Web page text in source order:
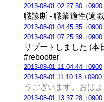
2013-08-01 02:27:50 +0900
職診断 - 職業適性(適
2013-08-01 04:45:55 +0900
2013-08-01 07:25:39 +0900
リブートしました (本
#rebootter
2013-08-01 11:04:44 +0900
2013-08-01 11:10:18 +0900
うございます。おはよ
2013-08-01 13:37:28 +0900